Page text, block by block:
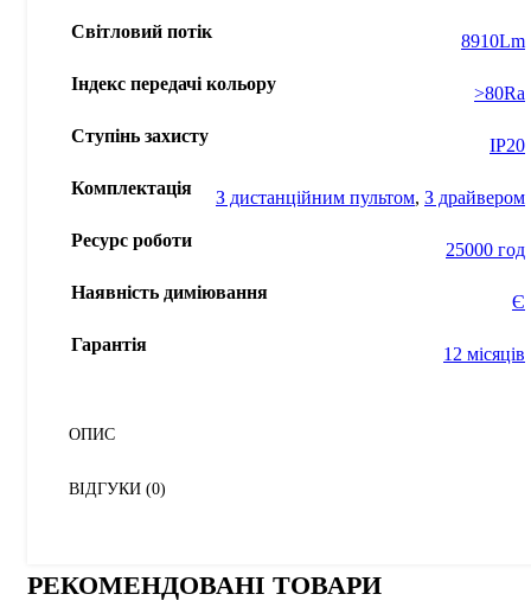
Світловий потік 8910Lm
Індекс передачі кольору >80Ra
Ступінь захисту IP20
Комплектація З диcтанційним пультом, З драйвером
Ресурс роботи 25000 год
Наявність диміювання Є
Гарантія 12 місяців
ОПИС
ВІДГУКИ (0)
РЕКОМЕНДОВАНІ ТОВАРИ